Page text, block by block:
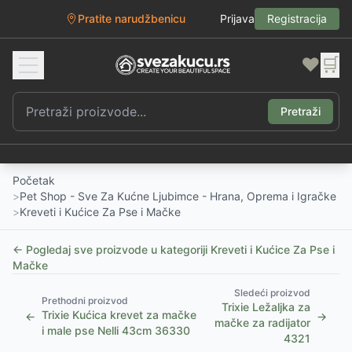
Pratite narudžbenicu Prijava Registracija
❤️ 🛒
Pretraži
Početak
>Pet Shop - Sve Za Kućne Ljubimce - Hrana, Oprema i Igračke
>Kreveti i Kućice Za Pse i Mačke
← Pogledaj sve proizvode u kategoriji Kreveti i Kućice Za Pse i
Mačke
←
Prethodni proizvod
Trixie Kućica krevet za mačke
i male pse Nelli 43cm 36330
Sledeći proizvod
Trixie Ležaljka za
mačke za radijator
4321
→